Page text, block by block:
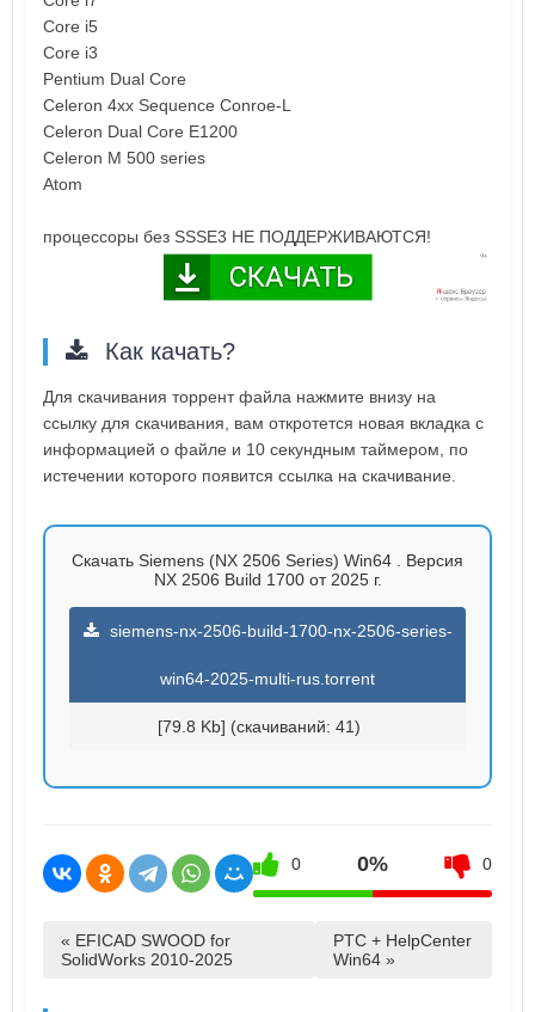
Core i5
Core i3
Pentium Dual Core
Celeron 4xx Sequence Conroe-L
Celeron Dual Core E1200
Celeron M 500 series
Atom
процессоры без SSSE3 НЕ ПОДДЕРЖИВАЮТСЯ!
Как качать?
Для скачивания торрент файла нажмите внизу на
ссылку для скачивания, вам откротется новая вкладка с
информацией о файле и 10 секундным таймером, по
истечении которого появится ссылка на скачивание.
Скачать Siemens (NX 2506 Series) Win64 . Версия
NX 2506 Build 1700 от 2025 г.
siemens-nx-2506-build-1700-nx-2506-series-
win64-2025-multi-rus.torrent
[79.8 Kb] (cкачиваний: 41)
0 0% 0
« EFICAD SWOOD for
SolidWorks 2010-2025
PTC + HelpCenter
Win64 »